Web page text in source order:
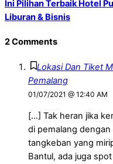
Ini Pilihan Terbaik Hotel
Liburan & Bisnis
2 Comments
Lokasi Dan Tiket
Pemalang
01/07/2021 @ 12:40 AM
[…] Tak heran jika
di pemalang
tangkeban yang
Bantul, ada juga